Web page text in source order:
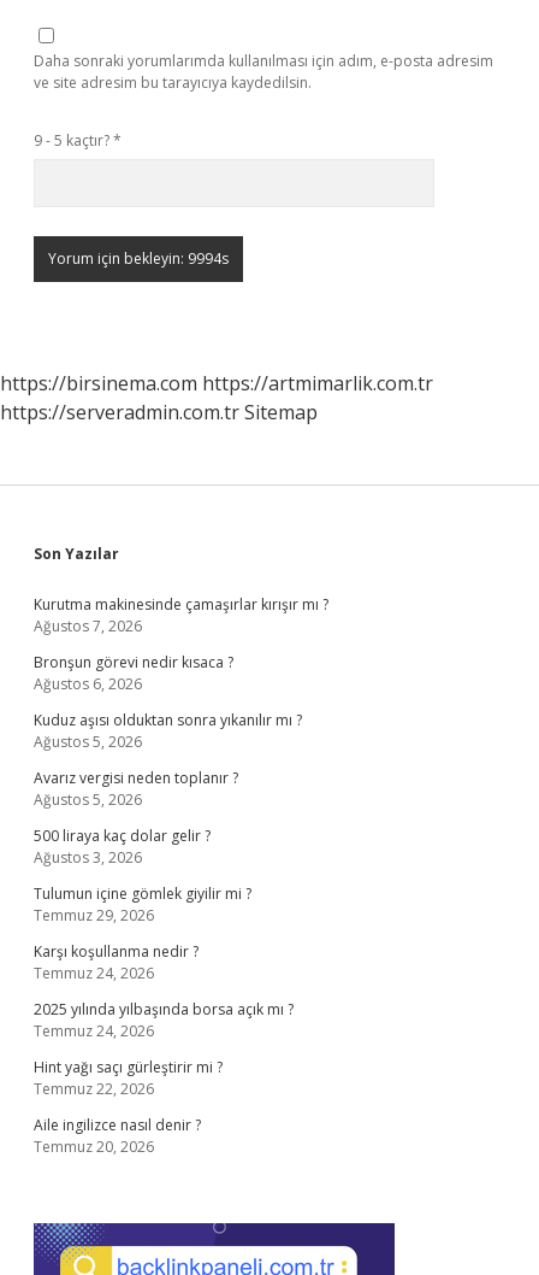
Daha sonraki yorumlarımda kullanılması için adım, e-posta adresim
ve site adresim bu tarayıcıya kaydedilsin.
9 - 5 kaçtır?*
https://birsinema.com https://artmimarlik.com.tr
https://serveradmin.com.trSitemap
Sidebar
Son Yazılar
Kurutma makinesinde çamaşırlar kırışır mı ?
Ağustos 7, 2026
Bronşun görevi nedir kısaca ?
Ağustos 6, 2026
Kuduz aşısı olduktan sonra yıkanılır mı ?
Ağustos 5, 2026
Avarız vergisi neden toplanır ?
Ağustos 5, 2026
500 liraya kaç dolar gelir ?
Ağustos 3, 2026
Tulumun içine gömlek giyilir mi ?
Temmuz 29, 2026
Karşı koşullanma nedir ?
Temmuz 24, 2026
2025 yılında yılbaşında borsa açık mı ?
Temmuz 24, 2026
Hint yağı saçı gürleştirir mi ?
Temmuz 22, 2026
Aile ingilizce nasıl denir ?
Temmuz 20, 2026